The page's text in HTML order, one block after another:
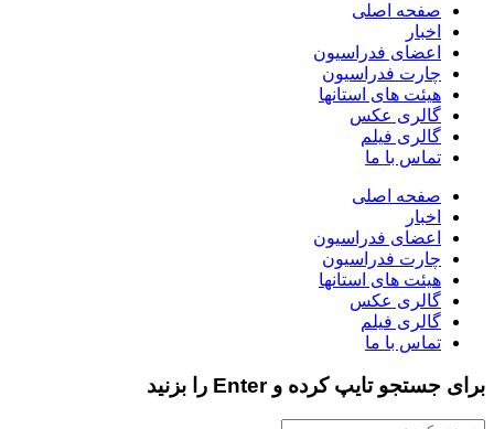
صفحه اصلی
اخبار
اعضای فدراسیون
چارت فدراسیون
هیئت های استانها
گالری عکس
گالری فیلم
تماس با ما
صفحه اصلی
اخبار
اعضای فدراسیون
چارت فدراسیون
هیئت های استانها
گالری عکس
گالری فیلم
تماس با ما
برای جستجو تایپ کرده و Enter را بزنید